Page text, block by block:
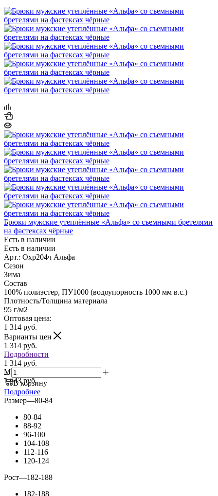
Брюки мужские утеплённые «Альфа» со съемными бретелями
на фастексах чёрные
Есть в наличии
Есть в наличии
Арт.: Охр204ч Альфа
Сезон
Зима
Состав
100% полиэстер, ПУ1000 (водоупорность 1000 мм в.с.)
Плотность/Толщина материала
95 г/м2
Оптовая цена:
1 314 руб.
Варианты цен
1 314 руб.
Подробности
1 314 руб.
Мелкий опт:
1 643 руб.
В корзину
Подробнее
Размер—80-84
80-84
88-92
96-100
104-108
112-116
120-124
Рост—182-188
182-188